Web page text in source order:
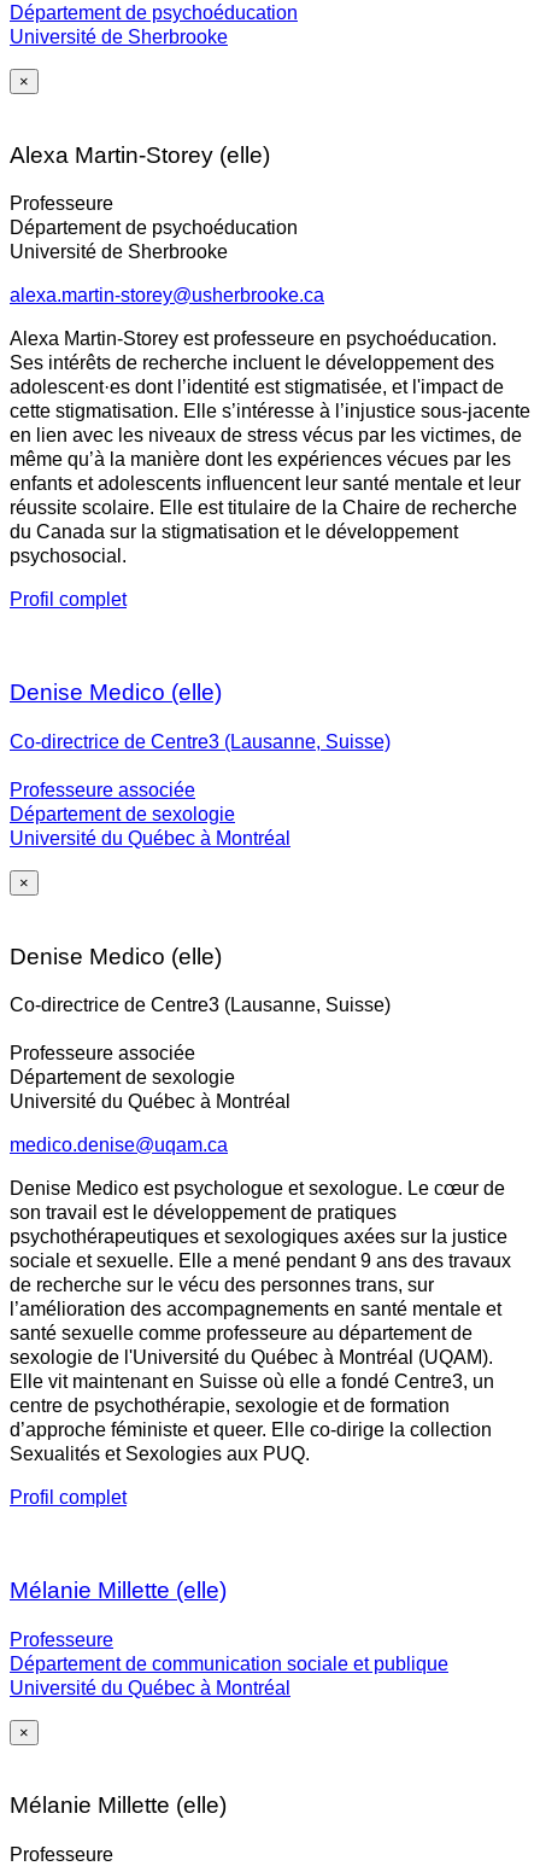
Département de psychoéducation
Université de Sherbrooke
×
Alexa Martin-Storey (elle)
Professeure
Département de psychoéducation
Université de Sherbrooke
alexa.martin-storey@usherbrooke.ca
Alexa Martin-Storey est professeure en psychoéducation.
Ses intérêts de recherche incluent le développement des
adolescent·es dont l’identité est stigmatisée, et l'impact de
cette stigmatisation. Elle s’intéresse à l’injustice sous-jacente
en lien avec les niveaux de stress vécus par les victimes, de
même qu’à la manière dont les expériences vécues par les
enfants et adolescents influencent leur santé mentale et leur
réussite scolaire. Elle est titulaire de la Chaire de recherche
du Canada sur la stigmatisation et le développement
psychosocial.
Profil complet
Denise Medico (elle)
Co-directrice de Centre3 (Lausanne, Suisse)
Professeure associée
Département de sexologie
Université du Québec à Montréal
×
Denise Medico (elle)
Co-directrice de Centre3 (Lausanne, Suisse)
Professeure associée
Département de sexologie
Université du Québec à Montréal
medico.denise@uqam.ca
Denise Medico est psychologue et sexologue. Le cœur de
son travail est le développement de pratiques
psychothérapeutiques et sexologiques axées sur la justice
sociale et sexuelle. Elle a mené pendant 9 ans des travaux
de recherche sur le vécu des personnes trans, sur
l’amélioration des accompagnements en santé mentale et
santé sexuelle comme professeure au département de
sexologie de l'Université du Québec à Montréal (UQAM).
Elle vit maintenant en Suisse où elle a fondé Centre3, un
centre de psychothérapie, sexologie et de formation
d’approche féministe et queer. Elle co-dirige la collection
Sexualités et Sexologies aux PUQ.
Profil complet
Mélanie Millette (elle)
Professeure
Département de communication sociale et publique
Université du Québec à Montréal
×
Mélanie Millette (elle)
Professeure